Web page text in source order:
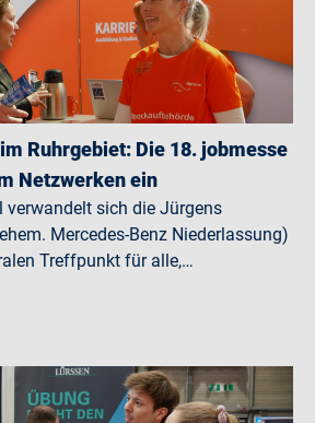
Ruhrgebiet: Die 18. jobmesse
Netzwerken ein
verwandelt sich die Jürgens
Mercedes-Benz Niederlassung)
Treffpunkt für alle,…